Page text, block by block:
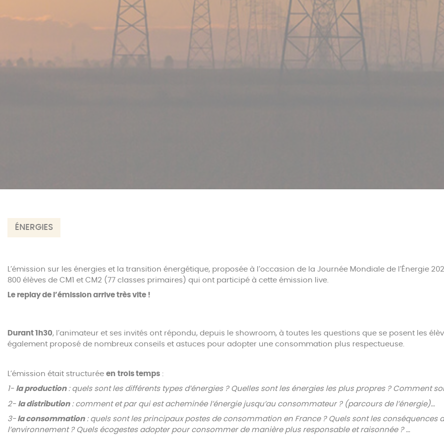
ÉNERGIES
L’émission sur les énergies et la transition énergétique, proposée à l’occasion de la Journée Mondiale de l’Énergie
800 élèves de CM1 et CM2 (77 classes primaires) qui ont participé à cette émission live.
Le replay de l’émission arrive très vite !
Durant 1h30, l’animateur et ses invités ont répondu, depuis le showroom, à toutes les questions que se posent les
également proposé de nombreux conseils et astuces pour adopter une consommation plus respectueuse.
L’émission était structurée en trois temps :
1- la production: quels sont les différents types d’énergies ? Quelles sont les énergies les plus propres ? Comment
2- la distribution: comment et par qui est acheminée l’énergie jusqu’au consommateur ? (parcours de l’énergie)…
3-la consommation: quels sont les principaux postes de consommation en France ? Quels sont les conséquences
l’environnement ? Quels écogestes adopter pour consommer de manière plus responsable et raisonnée ? …